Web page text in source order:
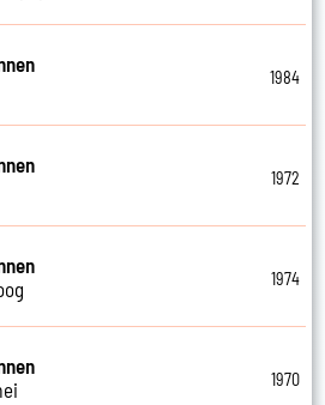
1984
1972
1974
1970